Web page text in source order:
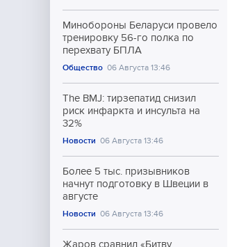
Минобороны Беларуси провело
тренировку 56-го полка по
перехвату БПЛА
Общество 06 Августа 13:46
The BMJ: тирзепатид снизил
риск инфаркта и инсульта на
32%
Новости 06 Августа 13:46
Более 5 тыс. призывников
начнут подготовку в Швеции в
августе
Новости 06 Августа 13:46
Жаров сравнил «Битву